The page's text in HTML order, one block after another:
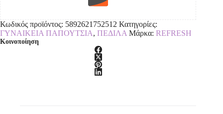
Κωδικός προϊόντος: 5892621752512 Κατηγορίες:
ΓΥΝΑΙΚΕΙΑ ΠΑΠΟΥΤΣΙΑ, ΠΕΔΙΛΑ Μάρκα: REFRESH
Κοινοποίηση